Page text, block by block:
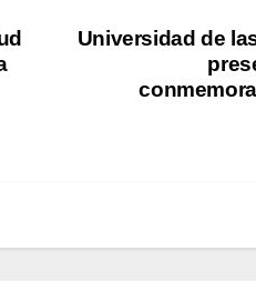
Universidad de